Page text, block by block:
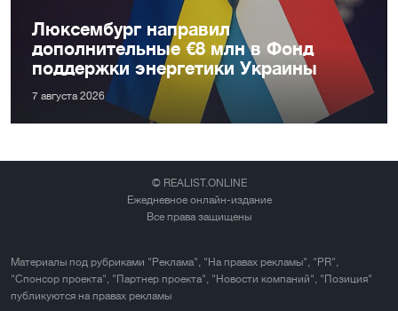
Люксембург направил
дополнительные €8 млн в Фонд
поддержки энергетики Украины
7 августа 2026
© REALIST.ONLINE
Ежедневное онлайн-издание
Все права защищены
Материалы под рубриками "Реклама", "На правах рекламы", "PR",
"Спонсор проекта", "Партнер проекта", "Новости компаний", "Позиция"
публикуются на правах рекламы